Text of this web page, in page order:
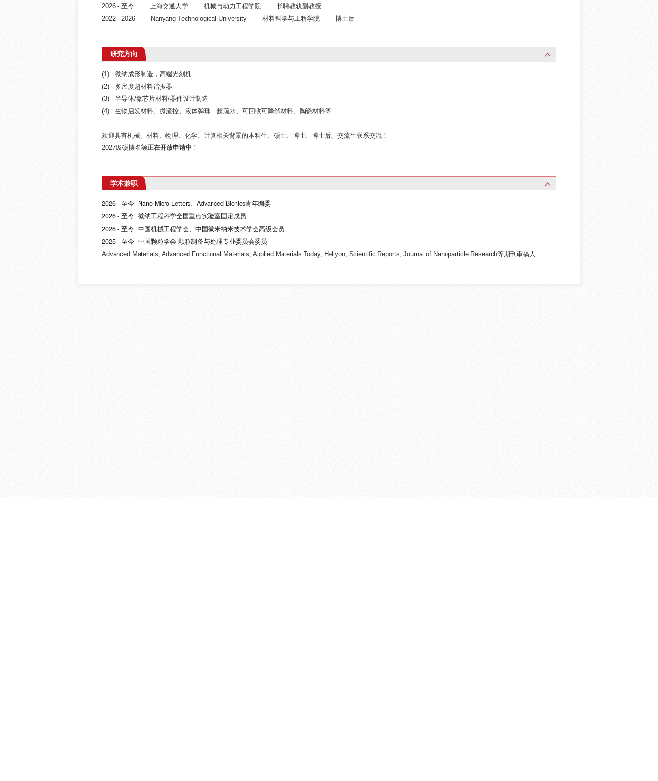
2026 - 至今 上海交通大学 机械与动力工程学院 长聘教轨副教授
2022 - 2026 Nanyang Technological University 材料科学与工程学院 博士后
研究方向
(1) 微纳成形制造，高端光刻机
(2) 多尺度超材料谐振器
(3) 半导体/微芯片材料/器件设计制造
(4) 生物启发材料、微流控、液体弹珠、超疏水、可回收可降解材料、陶瓷材料等
欢迎具有机械、材料、物理、化学、计算相关背景的本科生、硕士、博士、博士后、交流生联系交流！
2027级硕博名额正在开放申请中 ！
学术兼职
2026 - 至今 Nano-Micro Letters、Advanced Bionics青年编委
2026 - 至今 微纳工程科学全国重点实验室固定成员
2026 - 至今中国机械工程学会、中国微米纳米技术学会高级会员
2025 - 至今 中国颗粒学会 颗粒制备与处理专业委员会委员
Advanced Materials, Advanced Functional Materials, Applied Materials Today, Heliyon, Scientific Reports, Journal of Nanoparticle Research等期刊审稿人